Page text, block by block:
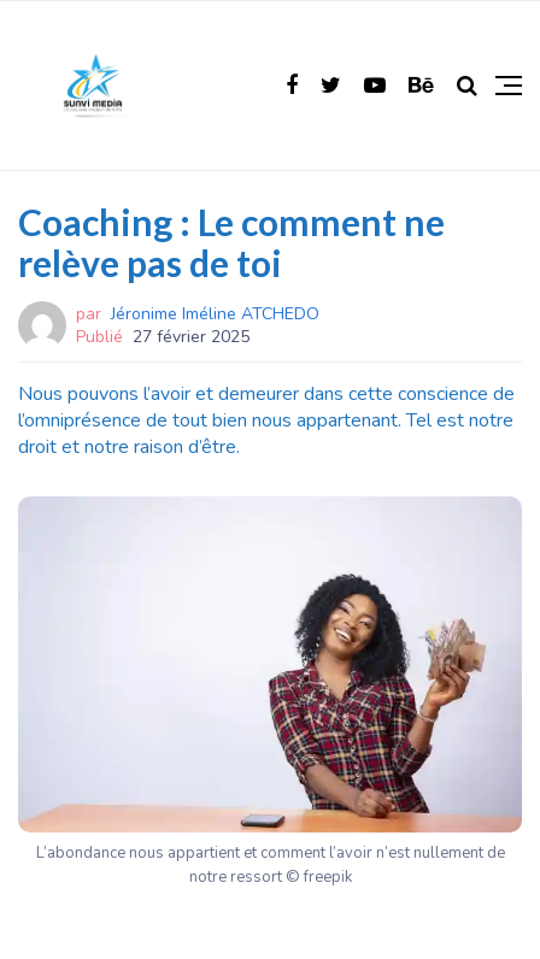
Coaching : Le comment ne
relève pas de toi
par Jéronime Iméline ATCHEDO
Publié 27 février 2025
Nous pouvons l’avoir et demeurer dans cette conscience de
l’omniprésence de tout bien nous appartenant. Tel est notre
droit et notre raison d’être.
L’abondance nous appartient et comment l’avoir n’est nullement de
notre ressort © freepik